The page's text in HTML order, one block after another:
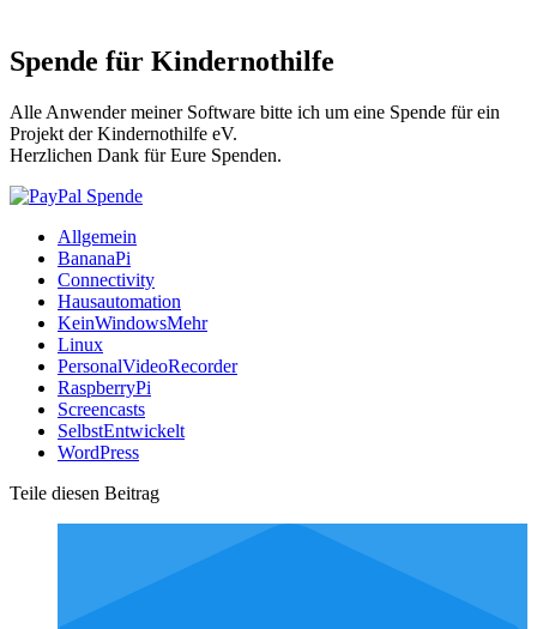
Spende für Kindernothilfe
Alle Anwender meiner Software bitte ich um eine Spende für ein
Projekt der Kindernothilfe eV.
Herzlichen Dank für Eure Spenden.
Allgemein
BananaPi
Connectivity
Hausautomation
KeinWindowsMehr
Linux
PersonalVideoRecorder
RaspberryPi
Screencasts
SelbstEntwickelt
WordPress
Teile diesen Beitrag